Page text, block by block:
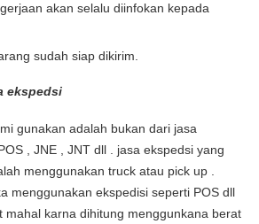
akan selalu diinfokan kepada
sudah siap dikirim.
ekspedsi
gunakan adalah bukan dari jasa
, JNE , JNT dll . jasa ekspedsi yang
menggunakan truck atau pick up .
menggunakan ekspedisi seperti POS dll
mahal karna dihitung menggunkana berat